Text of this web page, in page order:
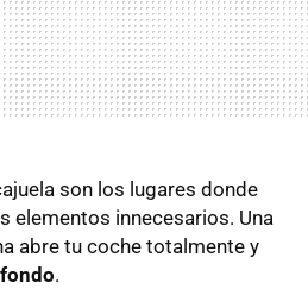
son los lugares donde
elementos innecesarios. Una
abre tu coche totalmente y
.